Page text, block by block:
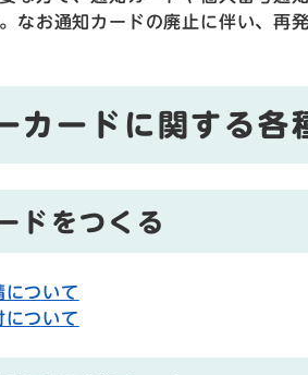
なお通知カードの廃止に伴い、再
カードに関する各
ドをつくる
について
について